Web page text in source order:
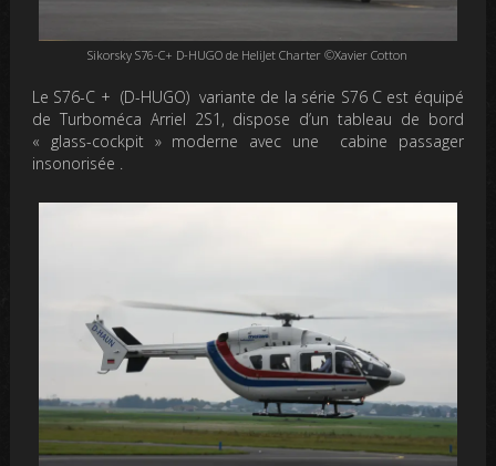
Sikorsky S76-C+ D-HUGO de HeliJet Charter ©Xavier Cotton
Le S76-C + (D-HUGO) variante de la série S76 C est équipé
de Turboméca Arriel 2S1, dispose d’un tableau de bord
« glass-cockpit » moderne avec une cabine passager
insonorisée .